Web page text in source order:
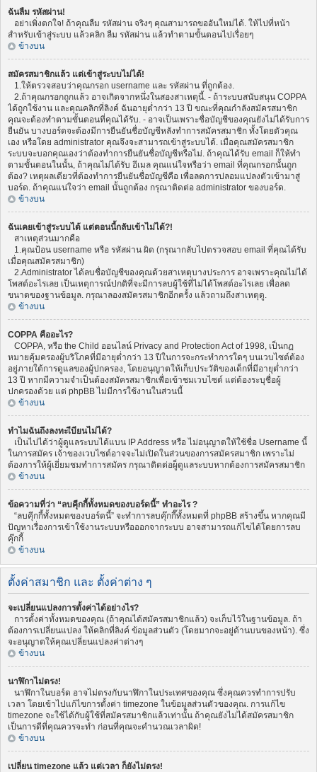
ฉันลืม รหัสผ่าน!
อย่าเพิ่งตกใจ! ถ้าคุณลืม รหัสผ่าน จริงๆ คุณสามารถขออันใหม่ได้. ให้ไปที่หน้า
สำหรับเข้าสู่ระบบ แล้วคลิก ลืม รหัสผ่าน แล้วทำตามขั้นตอนไปเรื่อยๆ
ข้างบน
สมัครสมาชิกแล้ว แต่เข้าสู่ระบบไม่ได้!
1.ให้ตรวจสอบว่าคุณกรอก username และ รหัสผ่าน ที่ถูกต้อง.
2.ถ้าคุณกรอกถูกแล้ว อาจเกิดจากหนึ่งในสองสาเหตุนี้. - ถ้าระบบสนับสนุน COPPA
ได้ถูกใช้งาน และคุณคลิกที่ลิงค์ ฉันอายุต่ำกว่า 13 ปี ขณะที่คุณกำลังสมัครสมาชิก
คุณจะต้องทำตามขั้นตอนที่คุณได้รับ. - อาจเป็นเพราะชื่อบัญชีของคุณยังไม่ได้รับการ
ยืนยัน บางบอร์ดจะต้องมีการยืนยันชื่อบัญชีหลังทำการสมัครสมาชิก ทั้งโดยตัวคุณ
เอง หรือโดย administrator คุณจึงจะสามารถเข้าสู่ระบบได้. เมื่อคุณสมัครสมาชิก
ระบบจะบอกคุณเองว่าต้องทำการยืนยันชื่อบัญชีหรือไม่. ถ้าคุณได้รับ email ก็ให้ทำ
ตามขั้นตอนในนั้น, ถ้าคุณไม่ได้รับ อีเมล คุณแน่ใจหรือว่า email ที่คุณกรอกนั้นถูก
ต้อง? เหตุผลเดียวที่ต้องทำการยืนยันชื่อบัญชีคือ เพื่อลดการปลอมแปลงตัวเข้ามาสู่
บอร์ด. ถ้าคุณแน่ใจว่า email นั้นถูกต้อง กรุณาติดต่อ administrator ของบอร์ด.
ข้างบน
ฉันเคยเข้าสู่ระบบได้ แต่ตอนนี้กลับเข้าไม่ได้?!
สาเหตุส่วนมากคือ
1.คุณป้อน username หรือ รหัสผ่าน ผิด (กรุณากลับไปตรวจสอบ email ที่คุณได้รับ
เมื่อคุณสมัครสมาชิก)
2.Administrator ได้ลบชื่อบัญชีของคุณด้วยสาเหตุบางประการ อาจเพราะคุณไม่ได้
โพสต์อะไรเลย เป็นเหตุการณ์ปกติที่จะมีการลบผู้ใช้ที่ไม่ได้โพสต์อะไรเลย เพื่อลด
ขนาดของฐานข้อมูล. กรุณาลองสมัครสมาชิกอีกครั้ง แล้วถามถึงสาเหตุดู.
ข้างบน
COPPA คืออะไร?
COPPA, หรือ the Child ออนไลน์ Privacy and Protection Act of 1998, เป็นกฏ
หมายคุ้มครองผู้บริโภคที่มีอายุต่ำกว่า 13 ปีในการจะกระทำการใดๆ บนเวบไซต์ต้อง
อยู่ภายใต้การดูแลของผู้ปกครอง, โดยอนุญาตให้เก็บประวัติของเด็กที่มีอายุต่ำกว่า
13 ปี หากมีความจำเป็นต้องสมัครสมาชิกเพื่อเข้าชมเวบไซต์ แต่ต้องระบุชื่อผู้
ปกครองด้วย แต่ phpBB ไม่มีการใช้งานในส่วนนี้
ข้างบน
ทำไมฉันถึงลงทะเีบียนไม่ได้?
เป็นไปได้ว่าผู้ดูแลระบบได้แบน IP Address หรือ ไม่อนุญาตให้ใช้ชื่อ Username นี้
ในการสมัคร เจ้าของเวบไซต์อาจจะไม่เปิดในส่วนของการสมัครสมาชิก เพราะไม่
ต้องการให้ผู้เยี่ยมชมทำการสมัคร กรุณาติดต่อผู็ดูแลระบบหากต้องการสมัครสมาชิก
ข้างบน
ข้อความที่ว่า “ลบคุีกกี้ทั้งหมดของบอร์ดนี้” ทำอะไร ?
“ลบคุีกกี้ทั้งหมดของบอร์ดนี้” จะทำการลบคุ๊กกี๊ทั้งหมดที่ phpBB สร้างขึ้น หากคุณมี
ปัญหาเรื่องการเข้าใช้งานระบบหรือออกจากระบบ อาจสามารถแก้ไขได้โดยการลบ
คุ๊กกี้
ข้างบน
ตั้งค่าสมาชิก และ ตั้งค่าต่าง ๆ
จะเปลี่ยนแปลงการตั้งค่าได้อย่างไร?
การตั้งค่าทั้งหมดของคุณ (ถ้าคุณได้สมัครสมาชิกแล้ว) จะเก็บไว้ในฐานข้อมูล. ถ้า
ต้องการเปลี่ยนแปลง ให้คลิกที่ลิงค์ ข้อมูลส่วนตัว (โดยมากจะอยู่ด้านบนของหน้า). ซึ่ง
จะอนุญาตให้คุณเปลี่ยนแปลงค่าต่างๆ
ข้างบน
นาฬิกาไม่ตรง!
นาฬิกาในบอร์ด อาจไม่ตรงกับนาฬิกาในประเทศของคุณ ซึ่งคุณควรทำการปรับ
เวลา โดยเข้าไปแก้ไขการตั้งค่า timezone ในข้อมูลส่วนตัวของคุณ. การแก้ไข
timezone จะใช้ได้กับผู้ใช้ที่สมัครสมาชิกแล้วเท่านั้น ถ้าคุณยังไม่ได้สมัครสมาชิก
เป็นการดีที่คุณควรจะทำ ก่อนที่คุณจะคำนวณเวลาผิด!
ข้างบน
เปลี่ยน timezone แล้ว แต่เวลา ก็ยังไม่ตรง!